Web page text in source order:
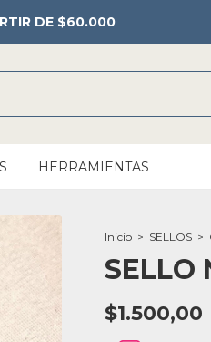
DE $60.000
HERRAMIENTAS
Inicio > SELLOS >
SELLO
$1.500,00